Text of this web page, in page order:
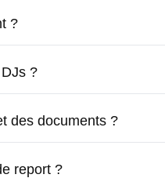
?
?
des documents ?
report ?